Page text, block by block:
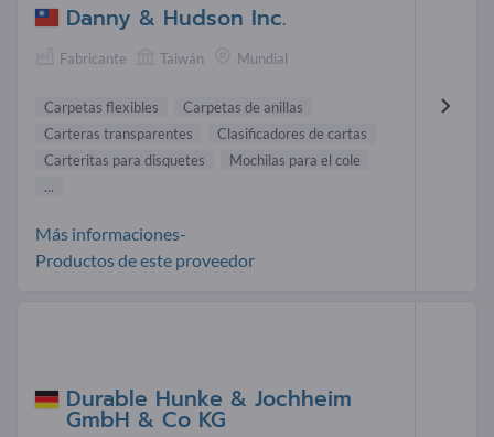
Danny & Hudson Inc.
Fabricante Taiwán Mundial
Carpetas flexibles
Carpetas de anillas
Carteras transparentes
Clasificadores de cartas
Carteritas para disquetes
Mochilas para el cole
...
Más informaciones-
Productos de este proveedor
Durable Hunke & Jochheim
GmbH & Co KG